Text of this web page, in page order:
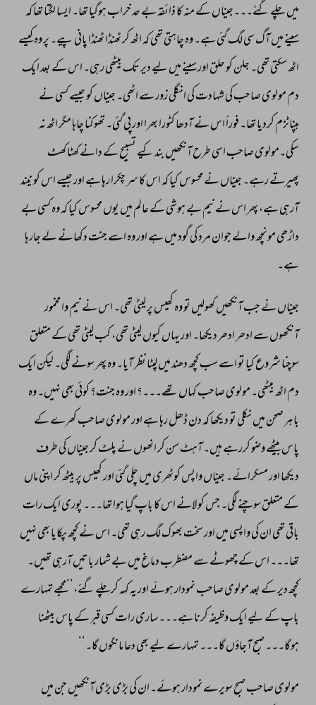
میں چلے گئے۔۔۔جیناں کے منہ کا ذائقہ بے حد خراب ہوگیا تھا۔ ایسا لگتا تھا کہ
سینے میں آگ سی لگ گئی ہے۔ وہ چاہتی تھی کہ اٹھ کر ٹھنڈا ٹھنڈا پانی پیے۔ پر وہ کیسے
اٹھ سکتی تھی۔ جلن کو حلق اور سینے میں لیے دیر تک بیٹھی رہی۔ اس کے بعد ایک
دم مولوی صاحب کی شہادت کی انگلی زور سے اٹھی۔ جیناں کو جیسے کسی نے
ہپناٹزم کردیا تھا۔ فوراً اس نے آدھا کٹورا بھرا اور پی گئی۔ تھوکنا چاہا مگر اٹھ نہ
سکی۔مولوی صاحب اسی طرح آنکھیں بند کیے تسبیح کے دانے کھٹا کھٹ
پھیرتے رہے۔ جیناں نے محسوس کیا کہ اس کا سر چکرا رہا ہے اور جیسے اس کو نیند
آرہی ہے، پھر اس نے نیم بے ہوشی کے عالم میں یوں محسوس کیا کہ وہ کسی بے
داڑھی مونچھ والے جوان مرد کی گود میں ہے اور وہ اسے جنت دکھانے لے جارہا
ہے۔
جیناں نے جب آنکھیں کھولیں تو وہ کھیس پر لیٹی تھی۔ اس نے نیم وا مخمور
آنکھوں سے ادھر ادھر دیکھا۔ اور یہاں کیوں لیٹی تھی، کب لیٹی تھی کے متعلق
سوچنا شروع کیا تو اسے سب کچھ دھند میں لپٹا نظر آیا۔ وہ پھر سونے لگی۔ لیکن ایک
دم اٹھ بیٹھی۔ مولوی صاحب کہاں تھے۔۔۔؟ اور وہ جنت؟ کوئی بھی نہیں۔ وہ
باہر صحن میں نکلی تو دیکھا کہ دن ڈھل رہا ہے اور مولوی صاحب کھرے کے
پاس بیٹھے وضو کررہے ہیں۔ آہٹ سن کر انھوں نے پلٹ کر جیناں کی طرف
دیکھا اور مسکرائے۔ جیناں واپس کوٹھری میں چلی گئی اور کھیس پر بیٹھ کر اپنی ماں
کے متعلق سوچنے لگی۔ جس کو لانے اس کا باپ گیا ہوا تھا۔۔۔ پوری ایک رات
باقی تھی ان کی واپسی میں اور سخت بھوک لگ رہی تھی۔ اس نے کچھ پکایا بھی نہیں
تھا۔۔۔ اس کے چھوٹے سے مضطرب دماغ میں بے شمار باتیں آرہی تھیں۔
کچھ دیر کے بعد مولوی صاحب نمودار ہوئے اور یہ کہہ کرچلے گئے،’’مجھے تمہارے
باپ کے لیے ایک وظیفہ کرنا ہے۔۔۔ساری رات کسی قبر کے پاس بیٹھنا
ہوگا۔۔۔ صبح آجاؤں گا۔۔۔ تمہارے لیے بھی دعا مانگوں گا۔‘‘
مولوی صاحب صبح سویرے نمودار ہوئے۔ ان کی بڑی بڑی آنکھیں جن میں